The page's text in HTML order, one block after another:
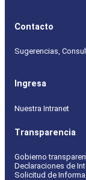
Contacto
Sugerencias,
Ingresa
Nuestra Intranet
Transparencia
Gobierno
Declaraciones de
Solicitud de